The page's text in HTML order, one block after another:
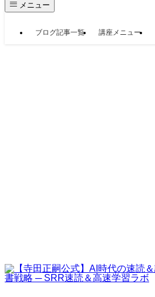
メニュー
ブログ記事一覧 講座メニュー